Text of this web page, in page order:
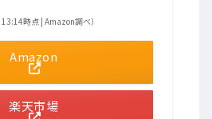
時点 | Amazon調べ）
Amazon
楽天市場